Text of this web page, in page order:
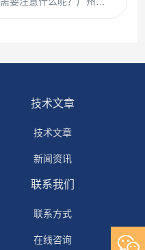
技术文章
技术文章
新闻资讯
联系我们
联系方式
在线咨询